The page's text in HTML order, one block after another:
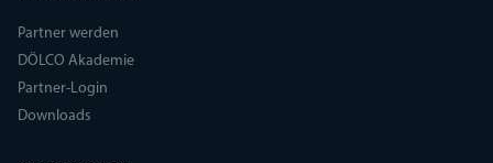
Partner werden
DÖLCO Akademie
Partner-Login
Downloads